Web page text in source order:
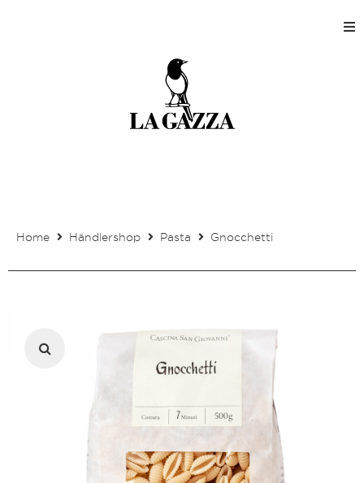
Home
Shops
Kontakt
Home Händlershop Pasta Gnocchetti